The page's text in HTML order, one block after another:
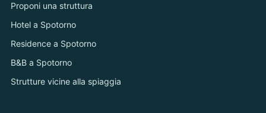
Proponi una struttura
Hotel a Spotorno
Residence a Spotorno
B&B a Spotorno
Strutture vicine alla spiaggia